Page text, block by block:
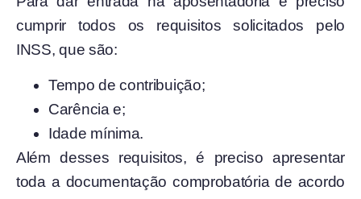
cumprir todos os requisitos solicitados pelo
INSS, que são:
Tempo de contribuição;
Carência e;
Idade mínima.
Além desses requisitos, é preciso apresentar
toda a documentação comprobatória de acordo